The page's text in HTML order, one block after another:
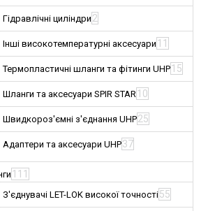
Гідравлічні циліндри 2
Інші високотемпературні аксесуари 11
Термопластичні шланги та фітинги UHP 15
Шланги та аксесуари SPIR STAR 10
Швидкороз'ємні з'єднання UHP25
Адаптери та аксесуари UHP37
111
З'єднувачі LET-LOK високої точності55